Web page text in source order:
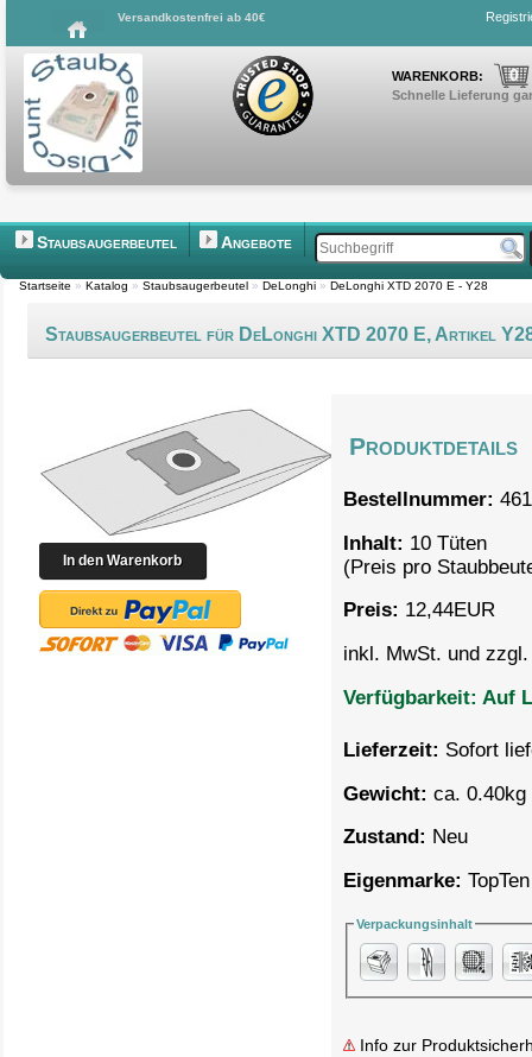
Versandkostenfrei ab 40€
WARENKORB: 0
Schnelle Lieferung
Staubsaugerbeutel Angebote
Startseite » Katalog » Staubsaugerbeutel » DeLonghi » DeLonghi XTD 2070 E - Y28
Staubsaugerbeutel für DeLonghi XTD 2070 E, Artikel
Produktdetails
Bestellnummer:
Inhalt: 10 Tüten
(Preis pro
Preis: 12,44EUR
inkl. MwSt. und
Verfügbarkeit: Auf
Lieferzeit: Sofort
Gewicht: ca. 0.40kg
Zustand: Neu
Eigenmarke: TopTen
Verpackungsinhalt
Info zur